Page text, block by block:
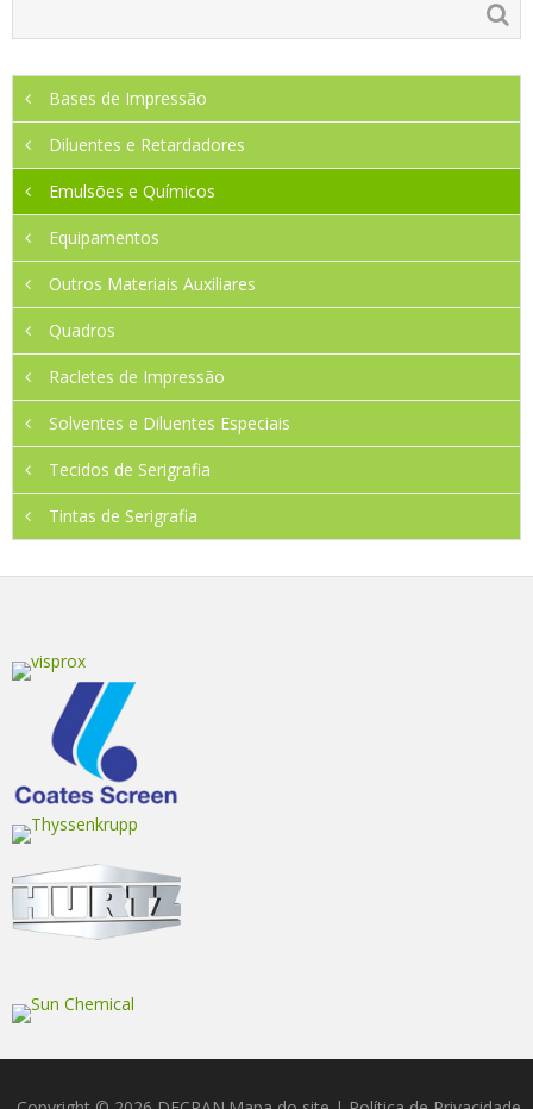
Bases de Impressão
Diluentes e Retardadores
Emulsões e Químicos
Equipamentos
Outros Materiais Auxiliares
Quadros
Racletes de Impressão
Solventes e Diluentes Especiais
Tecidos de Serigrafia
Tintas de Serigrafia